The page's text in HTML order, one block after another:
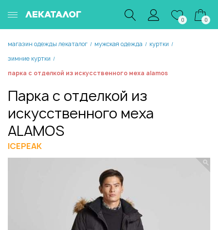
ЛЕКАТАЛОГ
0 0
магазин одежды лекаталог / мужская одежда / куртки /
зимние куртки /
парка с отделкой из искусственного меха alamos
Парка с отделкой из
искусственного меха
ALAMOS
ICEPEAK